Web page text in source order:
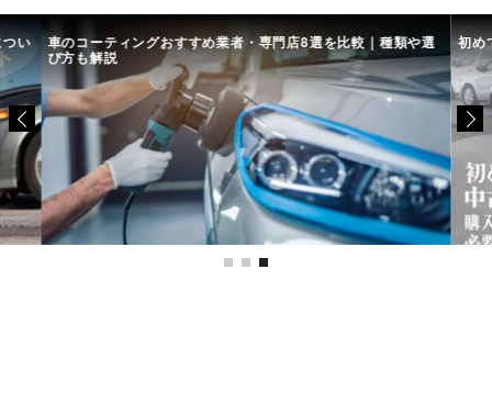
い 車のコーティングおすすめ業者・専門店8選を比較｜種類や選
び方も解説
初め